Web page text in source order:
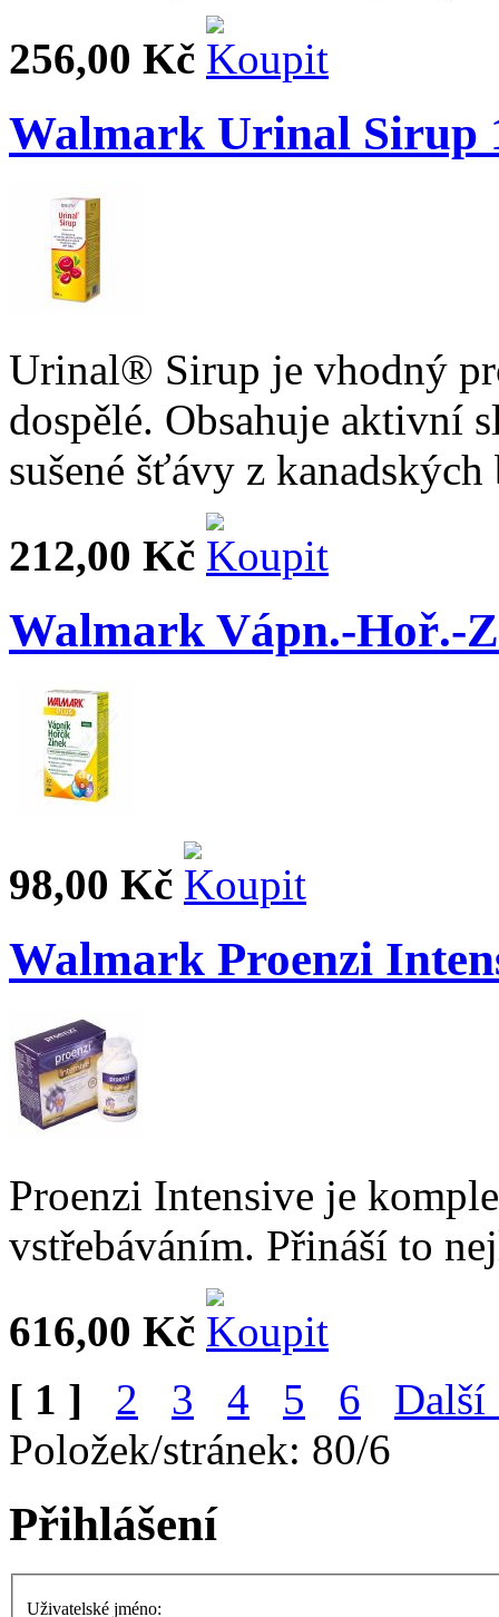
256,00 Kč
Walmark Urinal Sirup
Urinal® Sirup je vhodný
dospělé. Obsahuje aktivní
sušené šťávy z
212,00 Kč
Walmark Vápn.-Hoř.-
98,00 Kč
Walmark Proenzi
Proenzi Intensive je
vstřebáváním. Přináší to
616,00 Kč
[ 1 ]
2 3 4 5 6
Další
Položek/stránek: 80/6
Přihlášení
Uživatelské jméno: